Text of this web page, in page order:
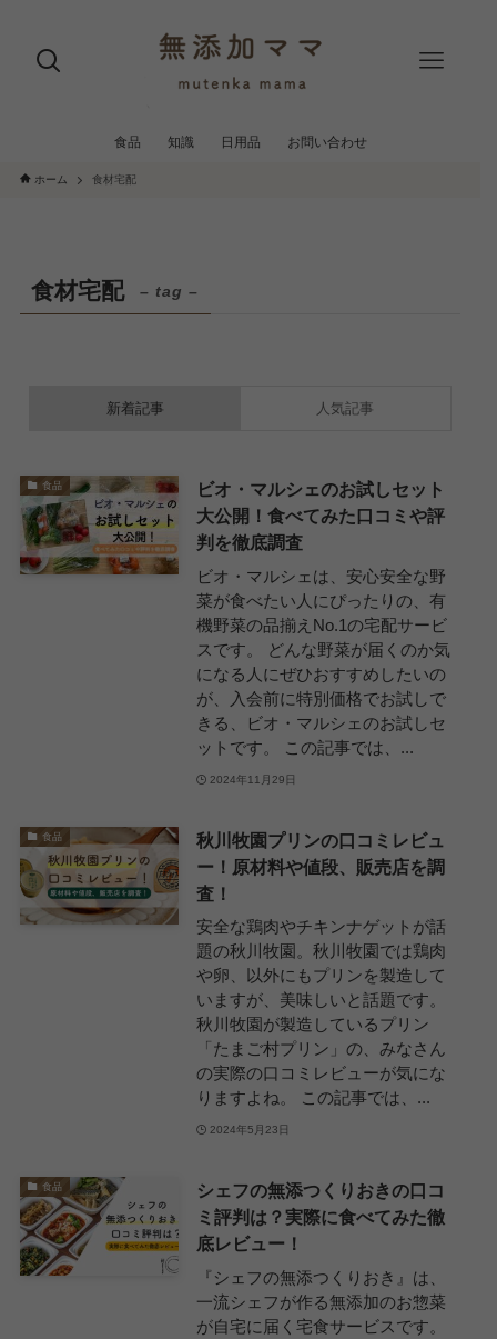
食品 知識 日用品 お問い合わせ
ホーム 食材宅配
食材宅配 – tag –
新着記事 人気記事
食品
ビオ・マルシェのお試しセット
大公開！食べてみた口コミや評
判を徹底調査
ビオ・マルシェは、安心安全な野
菜が食べたい人にぴったりの、有
機野菜の品揃えNo.1の宅配サービ
スです。 どんな野菜が届くのか気
になる人にぜひおすすめしたいの
が、入会前に特別価格でお試しで
きる、ビオ・マルシェのお試しセ
ットです。 この記事では、...
2024年11月29日
食品
秋川牧園プリンの口コミレビュ
ー！原材料や値段、販売店を調
査！
安全な鶏肉やチキンナゲットが話
題の秋川牧園。秋川牧園では鶏肉
や卵、以外にもプリンを製造して
いますが、美味しいと話題です。
秋川牧園が製造しているプリン
「たまご村プリン」の、みなさん
の実際の口コミレビューが気にな
りますよね。 この記事では、...
2024年5月23日
食品
シェフの無添つくりおきの口コ
ミ評判は？実際に食べてみた徹
底レビュー！
『シェフの無添つくりおき』は、
一流シェフが作る無添加のお惣菜
が自宅に届く宅食サービスです。